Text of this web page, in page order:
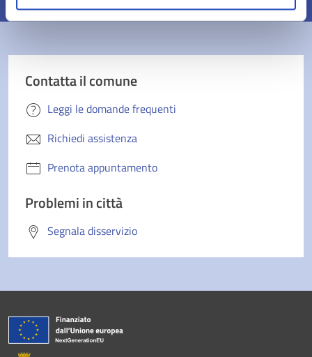
Contatta il comune
Leggi le domande frequenti
Richiedi assistenza
Prenota appuntamento
Problemi in città
Segnala disservizio